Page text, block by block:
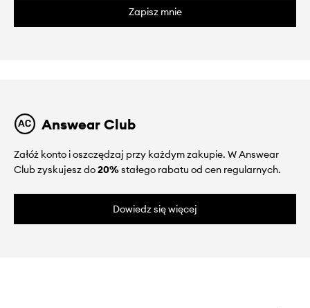
Zapisz mnie
Answear Club
Załóż konto i oszczędzaj przy każdym zakupie. W Answear
Club zyskujesz do20%stałego rabatu od cen regularnych.
Dowiedz się więcej